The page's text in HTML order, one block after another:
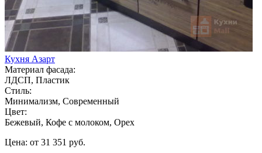
Кухня Азарт
Материал фасада:
ЛДСП, Пластик
Стиль:
Минимализм, Современный
Цвет:
Бежевый, Кофе с молоком, Орех
Цена: от 31 351 руб.